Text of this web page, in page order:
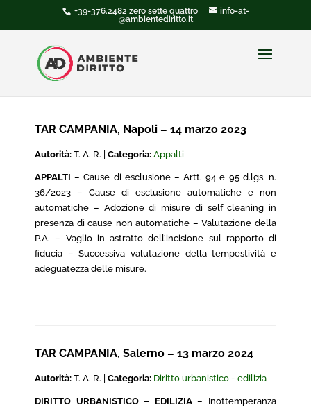
+39-376.2482 zero sette quattro
info-at-
@ambientediritto.it
TAR CAMPANIA, Napoli – 14 marzo 2023
Autorità: T. A. R. | Categoria: Appalti
APPALTI – Cause di esclusione – Artt. 94 e 95 d.lgs. n.
36/2023 – Cause di esclusione automatiche e non
automatiche – Adozione di misure di self cleaning in
presenza di cause non automatiche – Valutazione della
P.A. – Vaglio in astratto dell’incisione sul rapporto di
fiducia – Successiva valutazione della tempestività e
adeguatezza delle misure.
TAR CAMPANIA, Salerno – 13 marzo 2024
Autorità: T. A. R. | Categoria: Diritto urbanistico - edilizia
DIRITTO URBANISTICO – EDILIZIA– Inottemperanza